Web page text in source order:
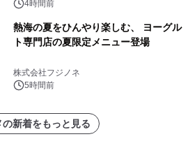
4時間前
熱海の夏をひんやり楽しむ、 ヨーグル
ト専門店の夏限定メニュー登場
株式会社フジノネ
5時間前
の新着をもっと見る